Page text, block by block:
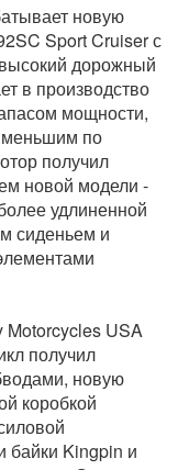
новую
Sport Cruiser с
дорожный
в производство
мощности,
меньшим по
получил
новой модели -
удлиненной
сиденьем и
USA
получил
новую
коробкой
байки Kingpin и